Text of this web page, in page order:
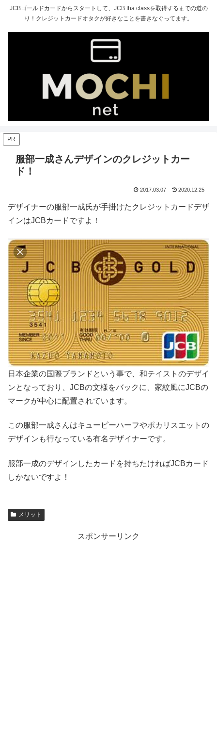
JCBゴールドカードからスタートして、JCB tha classを取得するまでの道の
り！クレジットカードオタクが好きなことを書きなぐってます。
PR
服部一成さんデザインのクレジットカー
ド！
2017.03.07 2020.12.25
デザイナーの服部一成氏が手掛けたクレジットカードデザ
インはJCBカードですよ！
日本企業の国際ブランドという事で、和テイストのデザイ
ンとなっており、JCBの文様をバックに、家紋風にJCBの
マークが中心に配置されています。
この服部一成さんはキューピーハーフやポカリスエットの
デザインも行なっている有名デザイナーです。
服部一成のデザインしたカードを持ちたければJCBカード
しかないですよ！
メリット
スポンサーリンク